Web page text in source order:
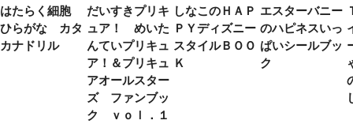
はたらく細胞
ひらがな カタ
カナドリル
だいすきプリキ
ュア！ めいた
んていプリキュ
ア！＆プリキュ
アオールスター
ズ ファンブッ
ク ｖｏｌ．１
しなこのＨＡＰ
ＰＹディズニー
スタイルＢＯＯ
Ｋ
エスターバニー
のハピネスいっ
ぱいシールブッ
ク